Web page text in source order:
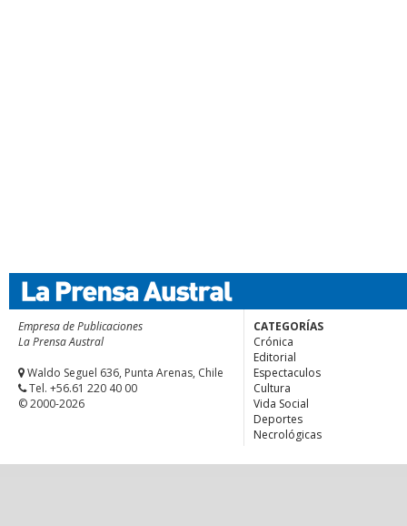
Empresa de Publicaciones
La Prensa Austral
Waldo Seguel 636, Punta Arenas, Chile
Tel. +56.61 220 40 00
© 2000-2026
CATEGORÍAS
Crónica
Editorial
Espectaculos
Cultura
Vida Social
Deportes
Necrológicas